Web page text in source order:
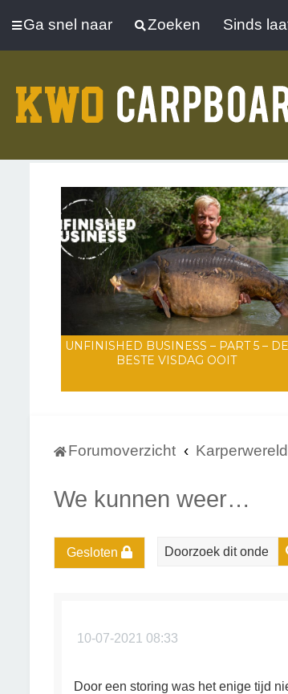
Ga snel naar Zoeken Sinds
UNFINISHED BUSINESS – PART 5 – DE
BESTE VISDAG OOIT
Forumoverzicht
We kunnen weer…
Gesloten
10-07-2021 08:33
Door een storing was het enige tijd